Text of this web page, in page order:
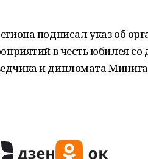
подписал указ об
в честь юбилея со
и дипломата